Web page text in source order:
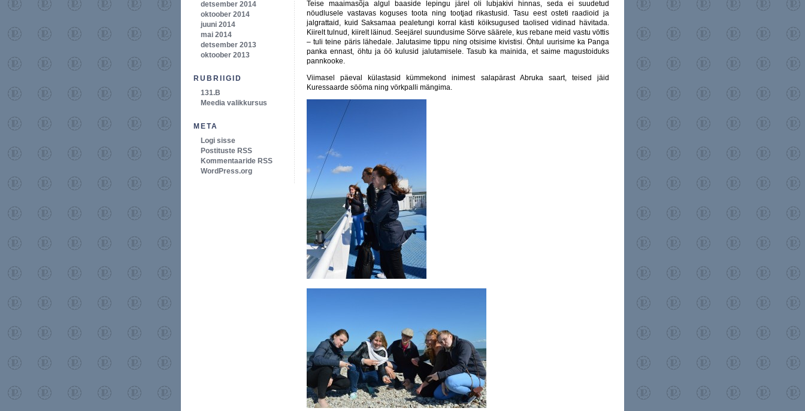
Teise maaimasõja algul baaside lepingu järel oli lubjakivi hinnas, seda ei suudetud
nöudlusele vastavas koguses toota ning tootjad rikastusid. Tasu eest osteti raadioid ja
jalgrattaid, kuid Saksamaa pealetungi korral kästi köiksugused taolised vidinad hävitada.
Kiirelt tulnud, kiirelt läinud. Seejärel suundusime Sörve säärele, kus rebane meid vastu vöttis
– tuli teine päris lähedale. Jalutasime tippu ning otsisime kivistisi. Öhtul uurisime ka Panga
panka ennast, öhtu ja öö kulusid jalutamisele. Tasub ka mainida, et saime magustoiduks
pannkooke.
Viimasel päeval külastasid kümmekond inimest salapärast Abruka saart, teised jäid
Kuressaarde sööma ning vörkpalli mängima.
detsember 2014
oktoober 2014
juuni 2014
mai 2014
detsember 2013
oktoober 2013
RUBRIIGID
131.B
Meedia valikkursus
META
Logi sisse
Postituste RSS
Kommentaaride RSS
WordPress.org